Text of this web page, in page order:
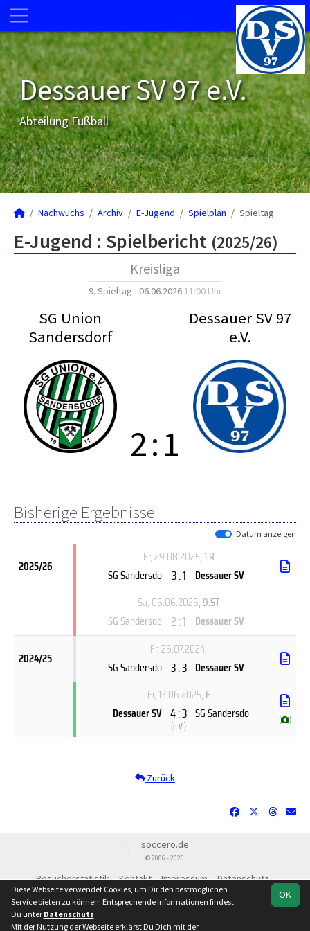
Dessauer SV 97 e.V.
Abteilung Fußball
Nachwuchs Archiv E-Jugend Spielplan Spieltag
E-Jugend : Spielbericht (2025/26)
Kreisliga
9. Spieltag - 06.06.2026 11:00 Uhr
SG Union
Sandersdorf
Dessauer SV 97
e.V.
2:1
Bisherige Ergebnisse
Datum anzeigen
2025/26
Fr, 29.08.2025, 1.R
SG Sandersdo 3 : 1 Dessauer SV
Sa, 06.06.2026, 9.ST
SG Sandersdo 2 : 1 Dessauer SV
2024/25
Fr, 26.07.2024,
SG Sandersdo 3 : 3 Dessauer SV
Fr, 13.06.2025, F
Dessauer SV 4 : 3
(n.V.)
SG Sandersdo ( )
Zurück
soccero.de
© 2006 - 2026
Besucherstatistik Kontakt Impressum
Datenschutz
OK
Diese Webseite verwendet Cookies, um Dir den bestmöglichen
Service bieten zu können. Entsprechende Informationen findest
Du unter Datenschutz.
Mit der Nutzung der Webseite erklärst Du Dich mit der